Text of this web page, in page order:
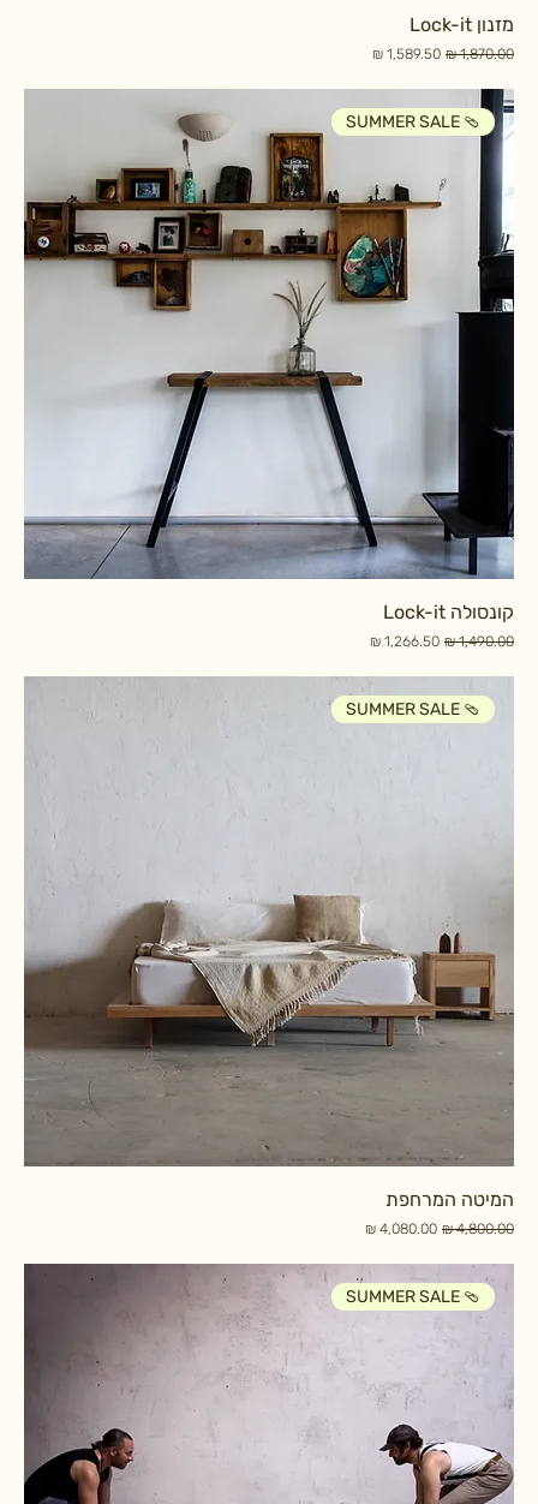
מזנון Lock-it
מחיר רגיל מחיר מבצע
SUMMER SALE 🩴
קונסולה Lock-it
מחיר רגיל מחיר מבצע
SUMMER SALE 🩴
המיטה המרחפת
מחיר רגיל מחיר מבצע
SUMMER SALE 🩴